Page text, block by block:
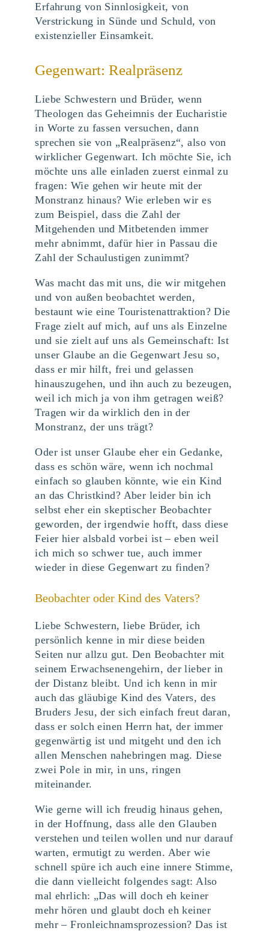
Erfahrung von Sinnlosigkeit, von
Verstrickung in Sünde und Schuld, von
existenzieller Einsamkeit.
Gegenwart: Realpräsenz
Liebe Schwestern und Brüder, wenn
Theologen das Geheimnis der Eucharistie
in Worte zu fassen versuchen, dann
sprechen sie von „Realpräsenz“, also von
wirklicher Gegenwart. Ich möchte Sie, ich
möchte uns alle einladen zuerst einmal zu
fragen: Wie gehen wir heute mit der
Monstranz hinaus? Wie erleben wir es
zum Beispiel, dass die Zahl der
Mitgehenden und Mitbetenden immer
mehr abnimmt, dafür hier in Passau die
Zahl der Schaulustigen zunimmt?
Was macht das mit uns, die wir mitgehen
und von außen beobachtet werden,
bestaunt wie eine Touristenattraktion? Die
Frage zielt auf mich, auf uns als Einzelne
und sie zielt auf uns als Gemeinschaft: Ist
unser Glaube an die Gegenwart Jesu so,
dass er mir hilft, frei und gelassen
hinauszugehen, und ihn auch zu bezeugen,
weil ich mich ja von ihm getragen weiß?
Tragen wir da wirklich den in der
Monstranz, der uns trägt?
Oder ist unser Glaube eher ein Gedanke,
dass es schön wäre, wenn ich nochmal
einfach so glauben könnte, wie ein Kind
an das Christkind? Aber leider bin ich
selbst eher ein skeptischer Beobachter
geworden, der irgendwie hofft, dass diese
Feier hier alsbald vorbei ist – eben weil
ich mich so schwer tue, auch immer
wieder in diese Gegenwart zu finden?
Beobachter oder Kind des Vaters?
Liebe Schwestern, liebe Brüder, ich
persönlich kenne in mir diese beiden
Seiten nur allzu gut. Den Beobachter mit
seinem Erwachsenengehirn, der lieber in
der Distanz bleibt. Und ich kenn in mir
auch das gläubige Kind des Vaters, des
Bruders Jesu, der sich einfach freut daran,
dass er solch einen Herrn hat, der immer
gegenwärtig ist und mitgeht und den ich
allen Menschen nahebringen mag. Diese
zwei Pole in mir, in uns, ringen
miteinander.
Wie gerne will ich freudig hinaus gehen,
in der Hoffnung, dass alle den Glauben
verstehen und teilen wollen und nur darauf
warten, ermutigt zu werden. Aber wie
schnell spüre ich auch eine innere Stimme,
die dann vielleicht folgendes sagt: Also
mal ehrlich: „Das will doch eh keiner
mehr hören und glaubt doch eh keiner
mehr – Fronleichnamsprozession? Das ist